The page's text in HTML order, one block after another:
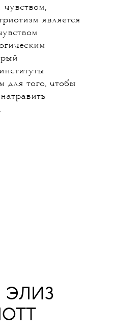
чувством,
является
для того, чтобы
ЭЛИЗ